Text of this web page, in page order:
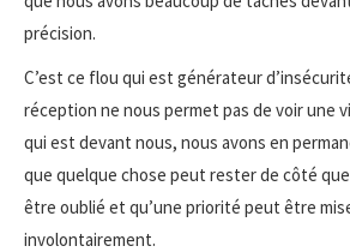
précision.
C’est ce flou qui est générateur
réception ne nous permet pas de voir une
qui est devant nous, nous avons en
que quelque chose peut rester de côté
être oublié et qu’une priorité peut être
involontairement.